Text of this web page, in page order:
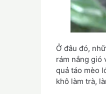
Ở đâu đó,
rám nắng gió
quả táo mèo
khô làm trà,